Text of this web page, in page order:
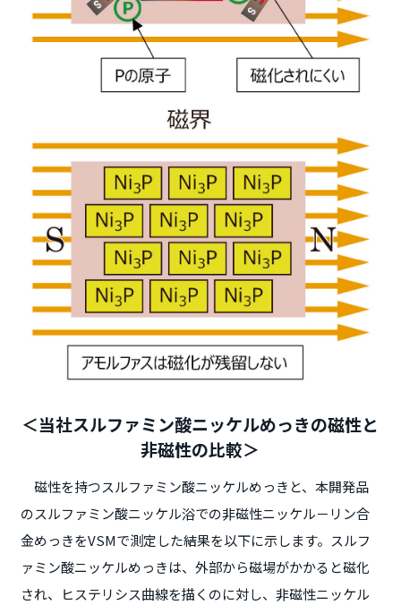
＜当社スルファミン酸ニッケルめっきの磁性と
非磁性の比較＞
磁性を持つスルファミン酸ニッケルめっきと、本開発品
のスルファミン酸ニッケル浴での非磁性ニッケル－リン合
金めっきをVSMで測定した結果を以下に示します。スルフ
ァミン酸ニッケルめっきは、外部から磁場がかかると磁化
され、ヒステリシス曲線を描くのに対し、非磁性ニッケル